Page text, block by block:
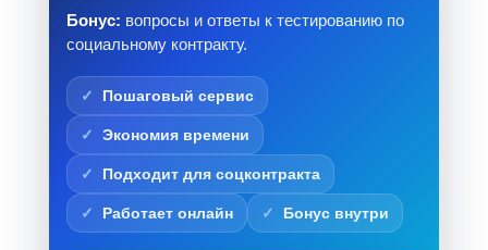
Бонус: вопросы и ответы к тестированию по
социальному контракту.
Пошаговый сервис
Экономия времени
Подходит для соцконтракта
Работает онлайн Бонус внутри